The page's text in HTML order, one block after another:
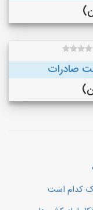
صادرات
کدام است